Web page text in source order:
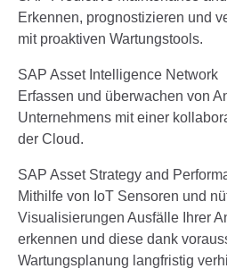
Erkennen, prognostizieren und
mit proaktiven Wartungstools.
SAP Asset Intelligence Network
Erfassen und überwachen von
Unternehmens mit einer
der Cloud.
SAP Asset Strategy and
Mithilfe von IoT Sensoren und
Visualisierungen Ausfälle Ihrer
erkennen und diese dank
Wartungsplanung langfristig